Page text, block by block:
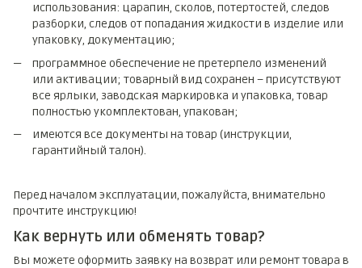
использования: царапин, сколов, потертостей, следов
разборки, следов от попадания жидкости в изделие или
упаковку, документацию;
программное обеспечение не претерпело изменений
или активации; товарный вид сохранен – присутствуют
все ярлыки, заводская маркировка и упаковка, товар
полностью укомплектован, упакован;
имеются все документы на товар (инструкции,
гарантийный талон).
Перед началом эксплуатации, пожалуйста, внимательно
прочтите инструкцию!
Как вернуть или обменять товар?
Вы можете оформить заявку на возврат или ремонт товара в